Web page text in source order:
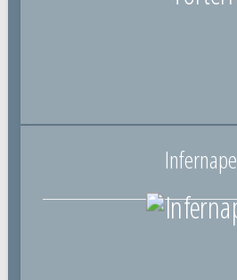
Infernape